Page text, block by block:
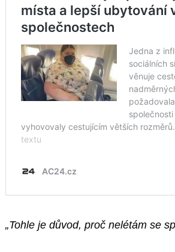
„Tohle je důvod, proč nelétám se